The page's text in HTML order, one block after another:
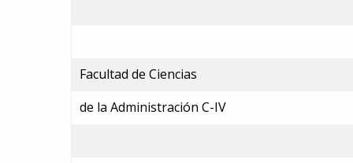
Facultad de Ciencias
de la Administración C-IV